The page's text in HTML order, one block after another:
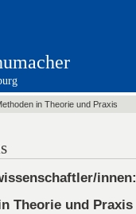
in Theorie und Praxis
innen:
Theorie und Praxis